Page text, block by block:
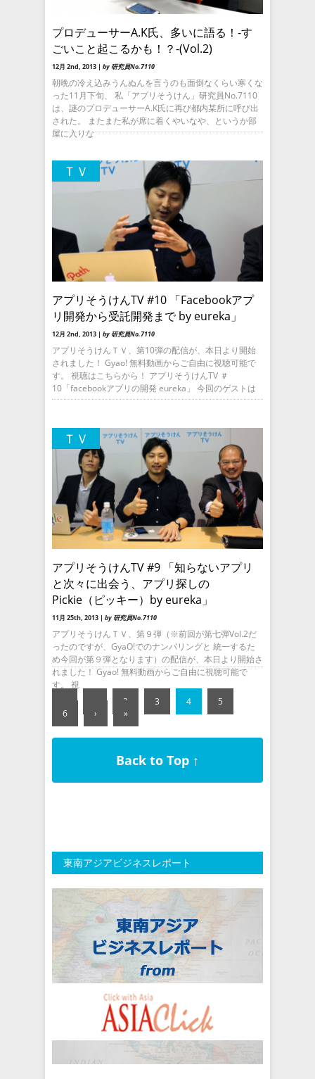
プロデューサーA.K氏、多いに語る！-す
ごいこと起こるかも！？-(Vol.2)
12月 2nd, 2013 | by 研究員No.7110
朝晩の冷え込みうんぬんを言うのも面倒なくらい寒くな
った11月下旬、 私「アプリそうけん」研究員No.7110
は、謎のプロデューサーA.K氏に再び都内某所に呼び出
された。 またまた私が席に着くやいなや、というか部
屋に入りな
ＴＶ
アプリそうけんTV #10 「Facebookアプ
リ開発から受託開発まで by eureka」
12月 2nd, 2013 | by 研究員No.7110
アプリそうけんＴＶ、第10弾の配信が、本日より開始
されました！ Gyao! 無料動画からご自由に視聴可能で
す。 視聴はこちらから！ アプリそうけんTV ＃
10「facebookアプリの開発 eureka」 今回のゲストは
ＴＶ
アプリそうけんTV #9 「知らないアプリ
と次々に出会う、アプリ探しの
Pickie（ピッキー）by eureka」
11月 25th, 2013 | by 研究員No.7110
アプリそうけんＴＶ、第９弾（※前回が第七弾Vol.2だ
ったのですが、GyaO!でのナンバリングと 統一するた
め今回が第９弾となります）の配信が、本日より開始さ
れました！ Gyao! 無料動画からご自由に視聴可能で
す。 視
2 3 4
5
6
› »
Back to Top ↑
東南アジアビジネスレポート